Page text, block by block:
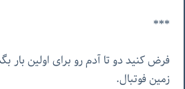
***
فرض کنید دو تا آدم رو برای اولین بار
زمین فوتبال.